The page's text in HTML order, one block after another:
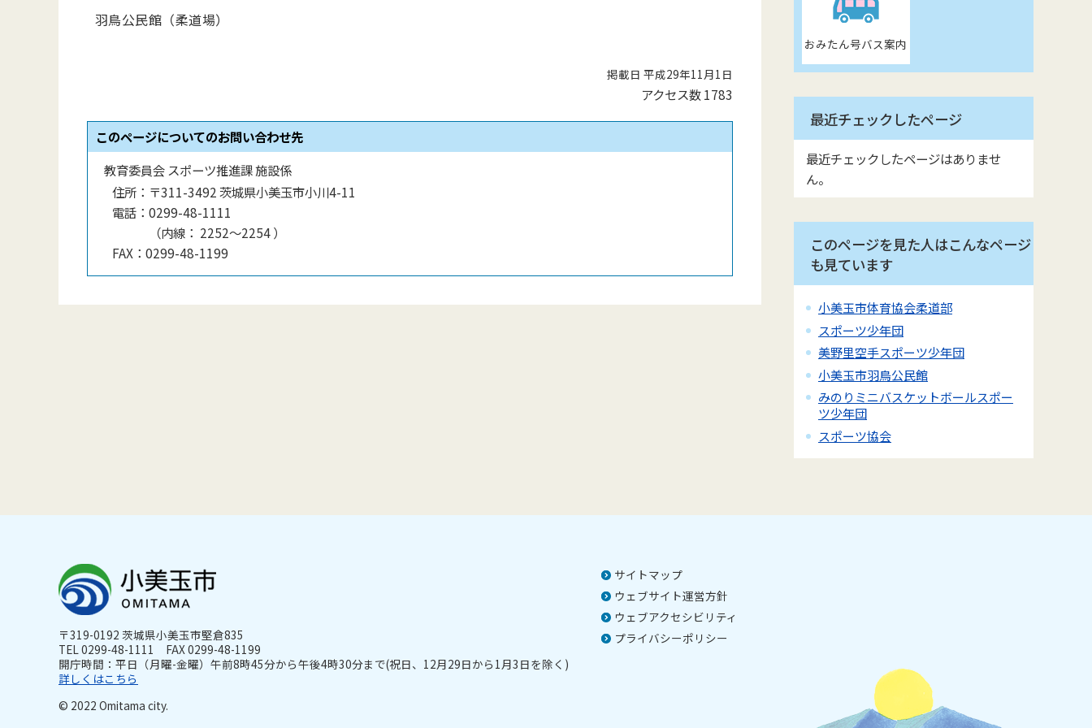
羽鳥公民館（柔道場）
掲載日 平成29年11月1日
アクセス数1783
このページについてのお問い合わせ先
教育委員会 スポーツ推進課 施設係
住所： 〒311-3492 茨城県小美玉市小川4-11
電話： 0299-48-1111
（内線 ： 2252～2254）
FAX： 0299-48-1199
おみたん号バス案内
最近チェックしたページ
最近チェックしたページはありませ
ん。
このページを見た人はこんなページ
も見ています
小美玉市体育協会柔道部
スポーツ少年団
美野里空手スポーツ少年団
小美玉市羽鳥公民館
みのりミニバスケットボールスポー
ツ少年団
スポーツ協会
サイトマップ
ウェブサイト運営方針
ウェブアクセシビリティ
プライバシーポリシー
〒319-0192 茨城県小美玉市堅倉835
TEL 0299-48-1111 FAX 0299-48-1199
開庁時間：平日（月曜-金曜）午前8時45分から午後4時30分まで(祝日、12月29日から1月3日を除く)
詳しくはこちら
© 2022 Omitama city.